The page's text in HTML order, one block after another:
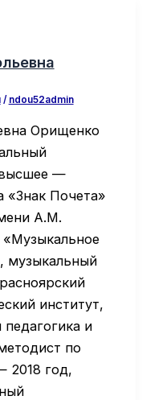
/ ndou52admin
Орищенко
высшее —
«Знак Почета»
А.М.
«Музыкальное
музыкальный
институт,
и
по
2018 год,